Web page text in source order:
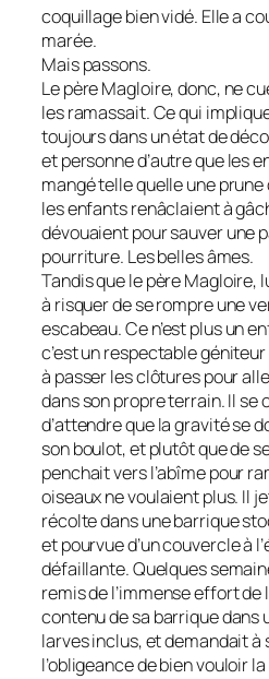
coquillage bien vidé. Elle a
marée.
Mais passons.
Le père Magloire, donc, ne
les ramassait. Ce qui
toujours dans un état de
et personne d’autre que les
mangé telle quelle une
les enfants renâclaient à
dévouaient pour sauver une
pourriture. Les belles âmes.
Tandis que le père Magloire,
à risquer de se rompre une
escabeau. Ce n’est plus un
c’est un respectable géniteur
à passer les clôtures pour
dans son propre terrain. Il se
d’attendre que la gravité se
son boulot, et plutôt que de
penchait vers l’abîme pour
oiseaux ne voulaient plus. Il
récolte dans une barrique
et pourvue d’un couvercle à
défaillante. Quelques
remis de l’immense effort
contenu de sa barrique dans
larves inclus, et demandait à
l’obligeance de bien vouloir